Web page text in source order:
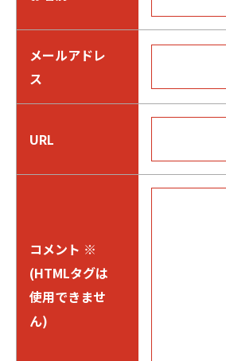
メールアドレ
ス
URL
コメント ※
(HTMLタグは
使用できませ
ん)